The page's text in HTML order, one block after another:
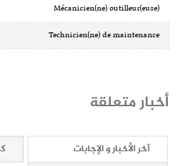
أخبار متعلقة
آخر الأخبار و الإجابات